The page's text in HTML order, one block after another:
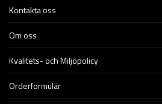
Kontakta oss
Om oss
Kvalitets- och Miljöpolicy
Orderformulär